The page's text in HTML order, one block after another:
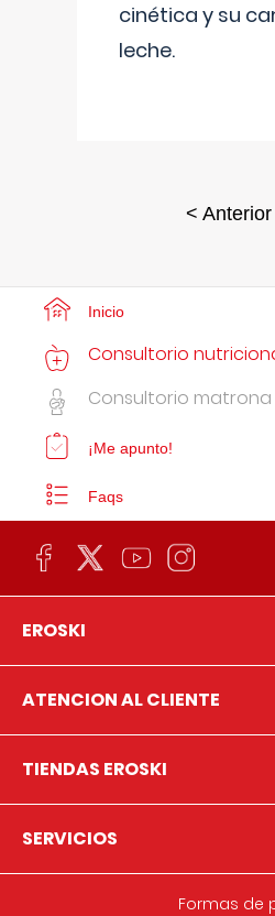
cinética y su
leche.
< Anterior
Inicio
Consultorio
Consultorio matrona
¡Me apunto!
Faqs
EROSKI
ATENCION AL CLIENTE
TIENDAS EROSKI
SERVICIOS
Formas de